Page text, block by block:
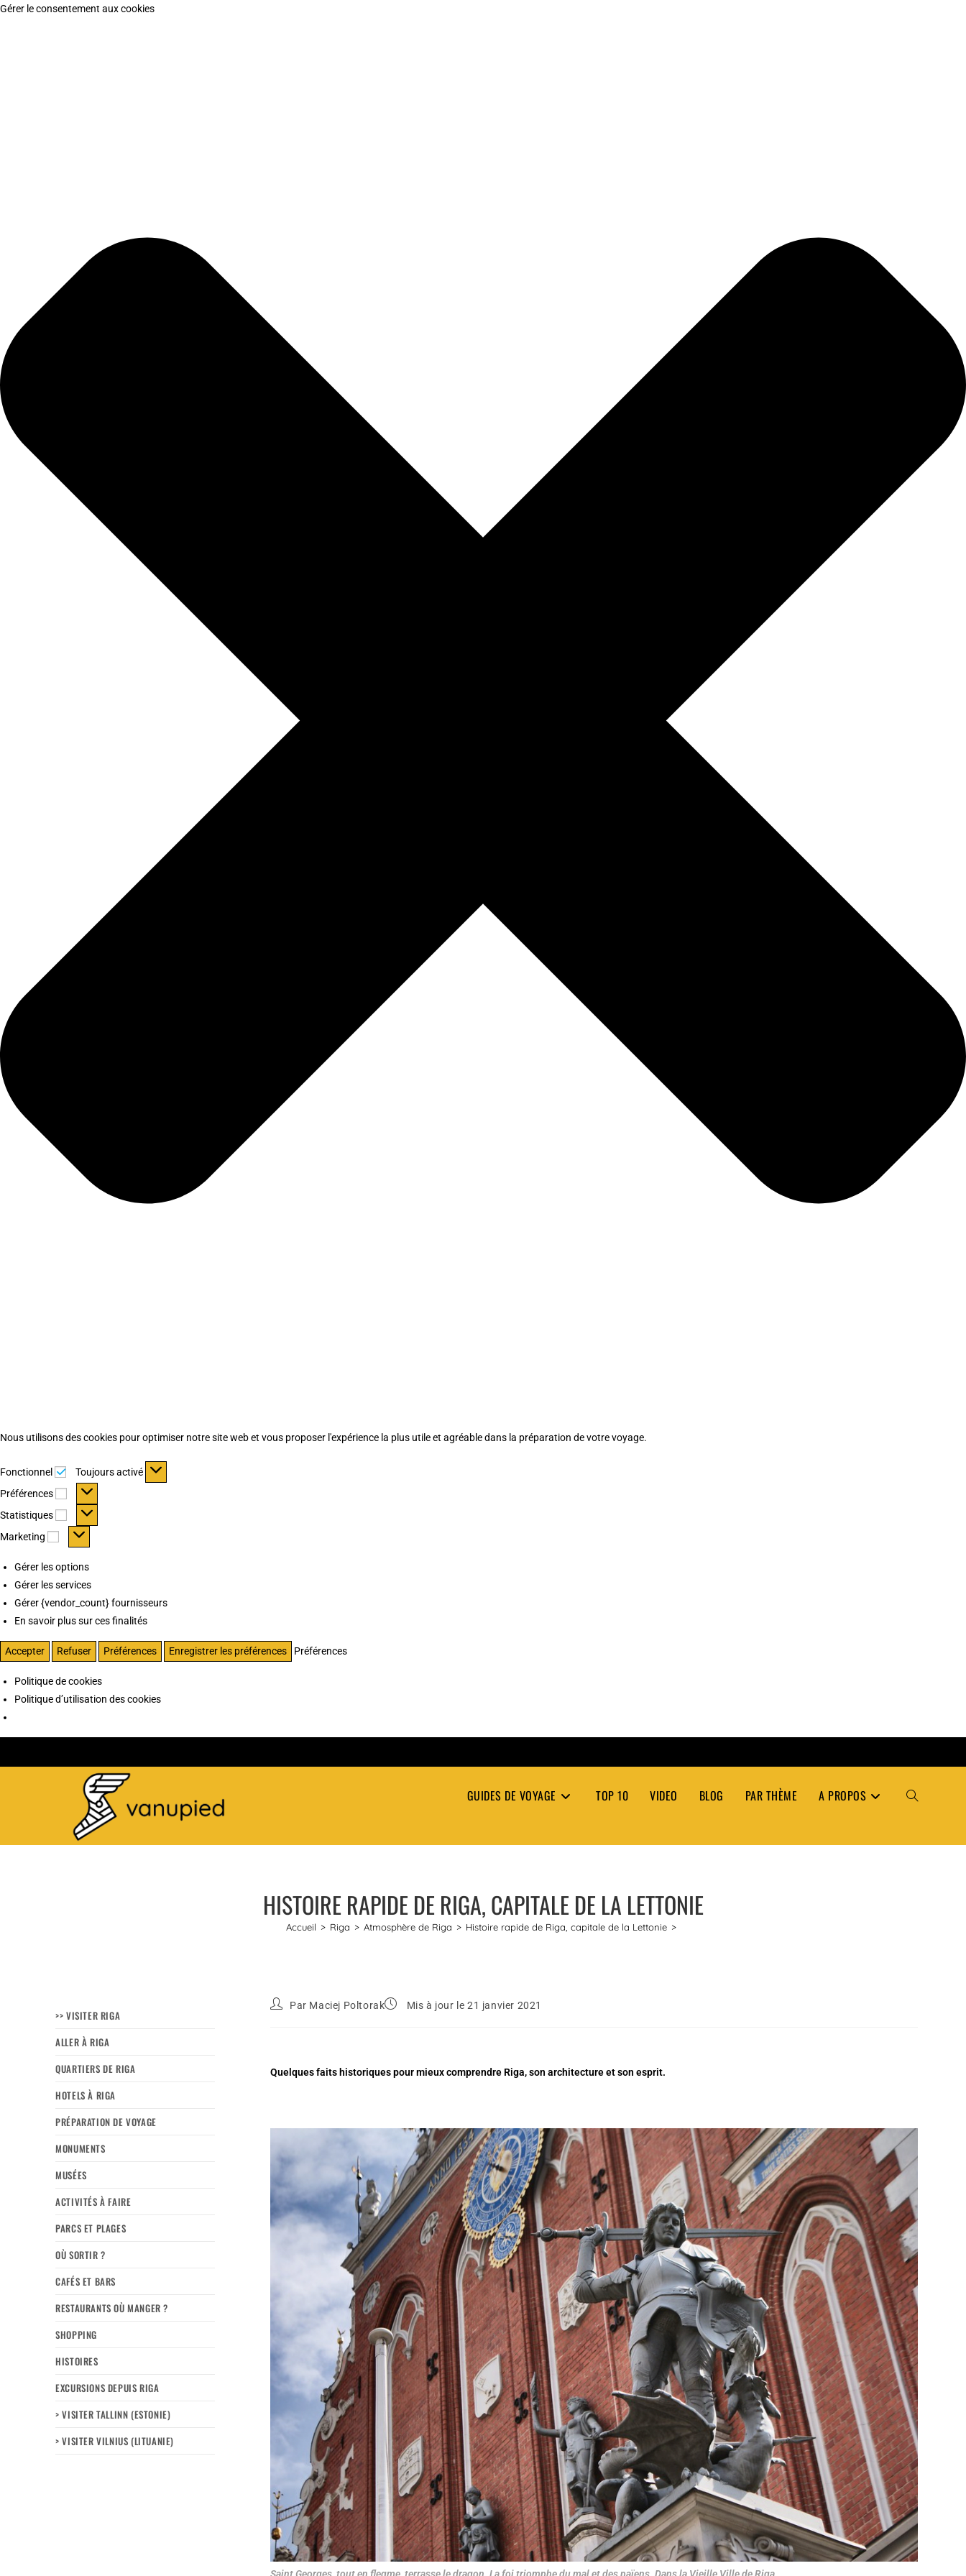
Gérer le consentement aux cookies
Nous utilisons des cookies pour optimiser notre site web et vous proposer l'expérience la plus utile et agréable dans la préparation de votre voyage.
Fonctionnel Fonctionnel
Toujours activé
Préférences
Préférences
Statistiques Statistiques
Marketing Marketing
Gérer les options
Gérer les services
Gérer {vendor_count} fournisseurs
En savoir plus sur ces finalités
Accepter Refuser Préférences Enregistrer les préférences Préférences
Politique de cookies
Politique d’utilisation des cookies
GUIDES DE VOYAGE TOP 10 VIDEO BLOG PAR THÈME A PROPOS TOGGLE
HISTOIRE RAPIDE DE RIGA, CAPITALE DE LA LETTONIE
Accueil > Riga > Atmosphère de Riga > Histoire rapide de Riga, capitale de la Lettonie >
>> VISITER RIGA
ALLER À RIGA
QUARTIERS DE RIGA
HOTELS À RIGA
PRÉPARATION DE VOYAGE
MONUMENTS
MUSÉES
ACTIVITÉS À FAIRE
PARCS ET PLAGES
OÙ SORTIR ?
CAFÉS ET BARS
RESTAURANTS OÙ MANGER ?
SHOPPING
HISTOIRES
EXCURSIONS DEPUIS RIGA
> VISITER TALLINN (ESTONIE)
> VISITER VILNIUS (LITUANIE)
Par Maciej Poltorak Mis à jour le 21 janvier 2021
Quelques faits historiques pour mieux comprendre Riga, son architecture et son esprit.
Saint Georges, tout en flegme, terrasse le dragon. La foi triomphe du mal et des païens. Dans la Vieille Ville de Riga.